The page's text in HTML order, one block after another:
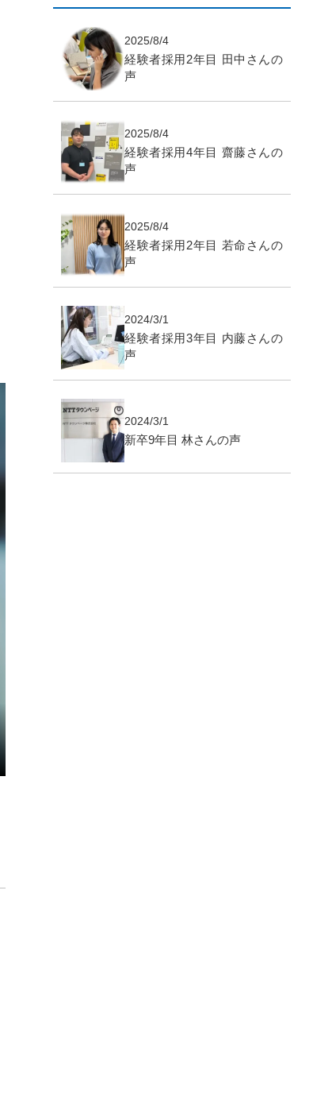
2025/8/4
経験者採用2年目 田中さんの
声
2025/8/4
経験者採用4年目 齋藤さんの
声
2025/8/4
経験者採用2年目 若命さんの
声
2024/3/1
経験者採用3年目 内藤さんの
声
2024/3/1
新卒9年目 林さんの声